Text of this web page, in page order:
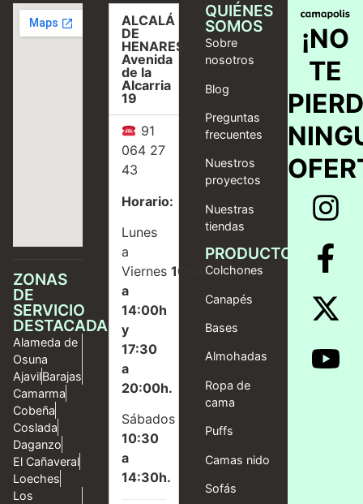
ZONAS
DE
SERVICIO
DESTACADAS
Alameda de
Osuna
AjavilBarajas
Camarma
Cobeña
Coslada
Daganzo
El Cañaveral
Loeches
Los
ALCALÁ
DE
HENARES,
Avenida
de la
Alcarria
19
91
064 27
43
Horario:
Lunes
a
Viernes10:00
a
14:00h
y
17:30
a
20:00h.
Sábados
10:30
a
14:30h.
QUIÉNES
SOMOS
Sobre
nosotros
Blog
Preguntas
frecuentes
Nuestros
proyectos
Nuestras
tiendas
PRODUCTOS
Colchones
Canapés
Bases
Almohadas
Ropa de
cama
Puffs
Camas nido
Sofás
¡NO
TE